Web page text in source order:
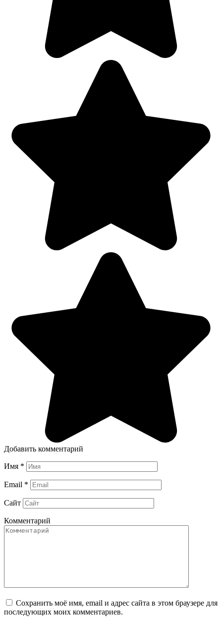
Добавить комментарий
Имя *
Email *
Сайт
Комментарий
Сохранить моё имя, email и адрес сайта в этом браузере для
последующих моих комментариев.